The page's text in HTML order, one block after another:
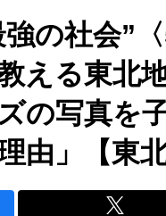
強の社会”
える東北
の写真を
由」【東